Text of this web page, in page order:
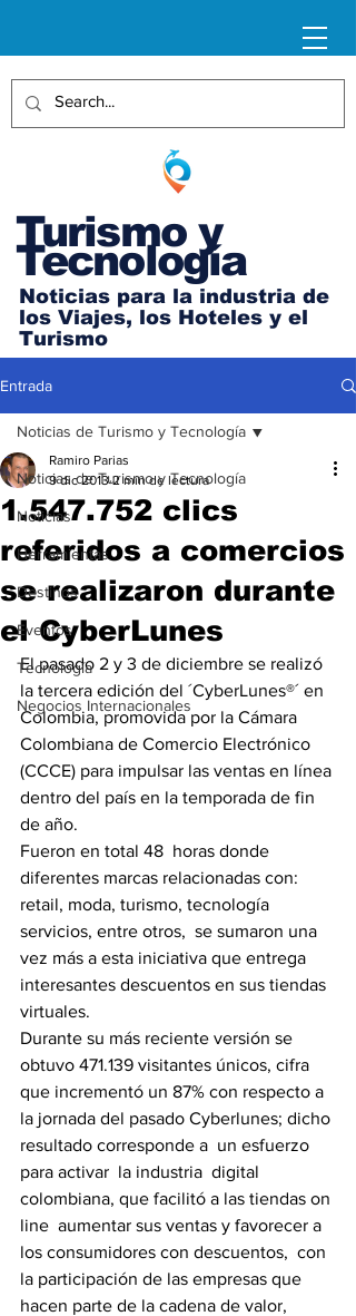
Turismo y
Tecnología
Noticias para la industria de
los Viajes, los Hoteles y el
Turismo
Entrada
Noticias de Turismo y Tecnología
Noticias
Herramientas
Destinos
Eventos
Tecnología
Negocios Internacionales
Noticias de Turismo y Tecnología
1.547.752 clics
referidos a comercios
se realizaron durante
el CyberLunes
Ramiro Parias
9 dic 2013 2 min de lectura
El pasado 2 y 3 de diciembre se realizó
la tercera edición del ´CyberLunes®´ en
Colombia, promovida por la Cámara
Colombiana de Comercio Electrónico
(CCCE) para impulsar las ventas en línea
dentro del país en la temporada de fin
de año.
Fueron en total 48  horas donde
diferentes marcas relacionadas con:
retail, moda, turismo, tecnología
servicios, entre otros,  se sumaron una
vez más a esta iniciativa que entrega
interesantes descuentos en sus tiendas
virtuales.
Durante su más reciente versión se
obtuvo 471.139 visitantes únicos, cifra
que incrementó un 87% con respecto a
la jornada del pasado Cyberlunes; dicho
resultado corresponde a  un esfuerzo
para activar  la industria  digital
colombiana, que facilitó a las tiendas on
line  aumentar sus ventas y favorecer a
los consumidores con descuentos,  con
la participación de las empresas que
hacen parte de la cadena de valor,